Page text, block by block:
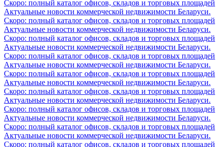
Скоро: полный каталог офисов, складов и торговых площадей
Актуальные новости коммерческой недвижимости Беларуси.
Скоро: полный каталог офисов, складов и торговых площадей
Актуальные новости коммерческой недвижимости Беларуси.
Скоро: полный каталог офисов, складов и торговых площадей
Актуальные новости коммерческой недвижимости Беларуси.
Скоро: полный каталог офисов, складов и торговых площадей
Актуальные новости коммерческой недвижимости Беларуси.
Скоро: полный каталог офисов, складов и торговых площадей
Актуальные новости коммерческой недвижимости Беларуси.
Скоро: полный каталог офисов, складов и торговых площадей
Актуальные новости коммерческой недвижимости Беларуси.
Скоро: полный каталог офисов, складов и торговых площадей
Актуальные новости коммерческой недвижимости Беларуси.
Скоро: полный каталог офисов, складов и торговых площадей
Актуальные новости коммерческой недвижимости Беларуси.
Скоро: полный каталог офисов, складов и торговых площадей